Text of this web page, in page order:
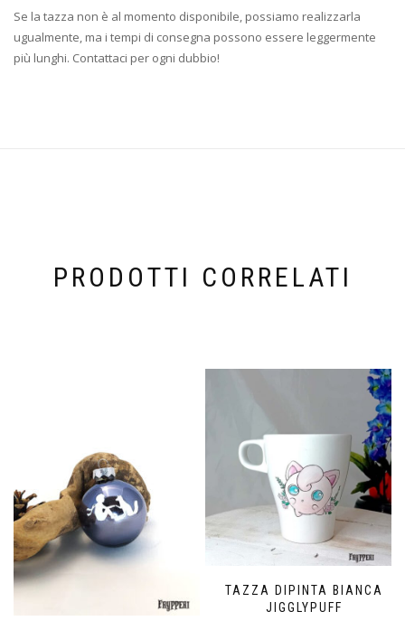
Se la tazza non è al momento disponibile, possiamo realizzarla
ugualmente, ma i tempi di consegna possono essere leggermente
più lunghi. Contattaci per ogni dubbio!
PRODOTTI CORRELATI
TAZZA DIPINTA BIANCA
JIGGLYPUFF